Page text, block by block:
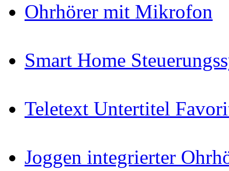
Ohrhörer mit Mikrofon
Smart Home
Teletext Untertitel
Joggen integrierter